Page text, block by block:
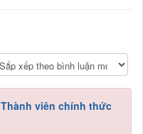
Thành viên chính thức